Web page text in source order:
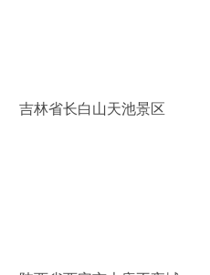
吉林省长白山天池景区